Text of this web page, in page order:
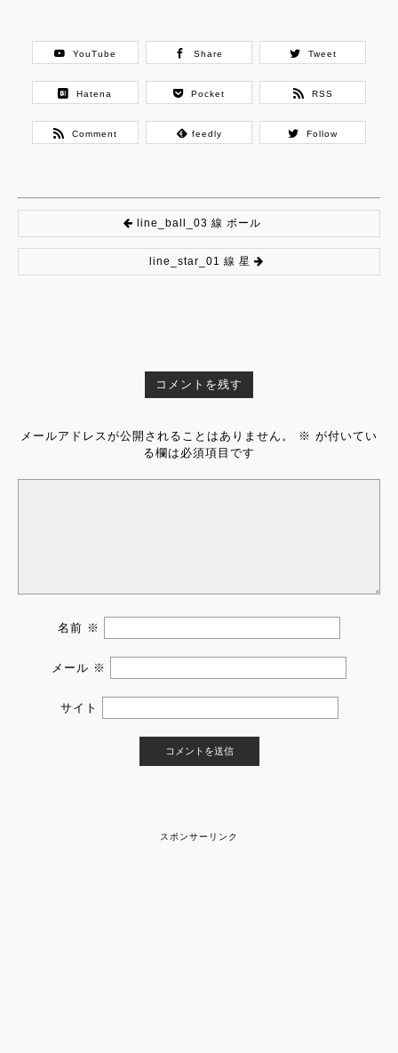
YouTube Share Tweet
Hatena Pocket RSS
Comment feedly Follow
line_ball_03 線 ボール
line_star_01 線 星
コメントを残す
メールアドレスが公開されることはありません。 ※ が付いてい
る欄は必須項目です
名前 ※
メール ※
サイト